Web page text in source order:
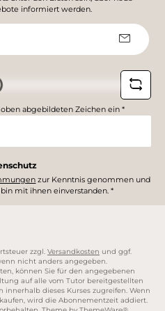
informiert werden.
abgebildeten Zeichen ein *
zur Kenntnis genommen und
mit ihnen einverstanden.*
zzgl. Versandkosten und ggf.
nicht anders angegeben.
können Sie für den angegebenen
auf alle vom Tutor bereitgestellten
dieses Kurses zugreifen. Wenn
wird die Abonnementzeit addiert.